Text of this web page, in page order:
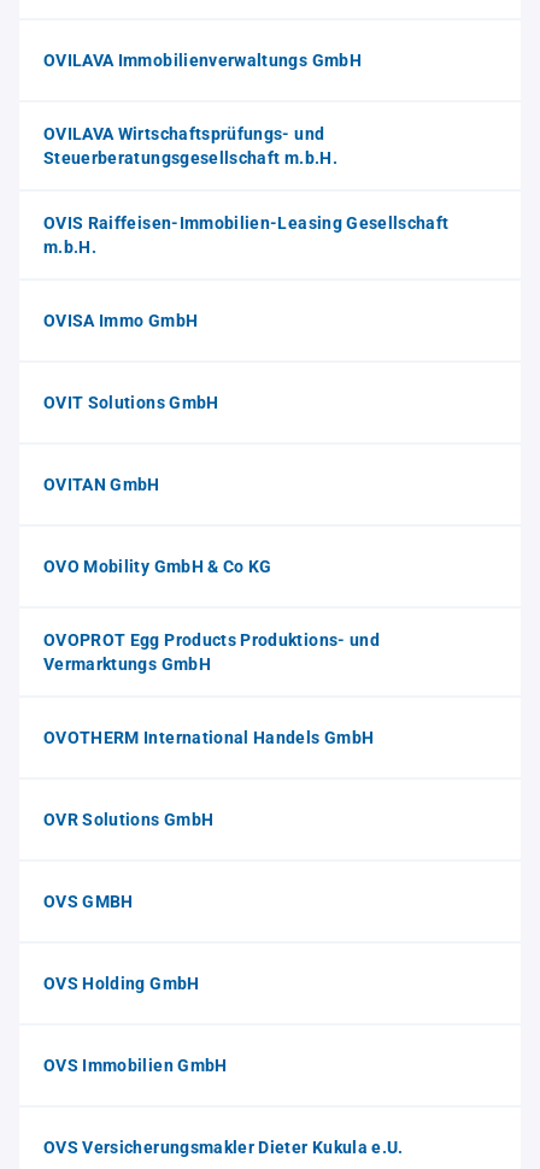
OVILAVA Immobilienverwaltungs GmbH
OVILAVA Wirtschaftsprüfungs- und
Steuerberatungsgesellschaft m.b.H.
OVIS Raiffeisen-Immobilien-Leasing Gesellschaft
m.b.H.
OVISA Immo GmbH
OVIT Solutions GmbH
OVITAN GmbH
OVO Mobility GmbH & Co KG
OVOPROT Egg Products Produktions- und
Vermarktungs GmbH
OVOTHERM International Handels GmbH
OVR Solutions GmbH
OVS GMBH
OVS Holding GmbH
OVS Immobilien GmbH
OVS Versicherungsmakler Dieter Kukula e.U.